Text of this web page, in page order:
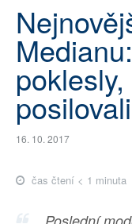
ARCHIV
ROZHOVORY
TÉMATA
NEJČTENĚJŠÍ ZA 7 DNÍ
AUTOŘI
PŘÍSPĚVKY NA
posilovali
16. 10. 2017
čas čtení < 1 minuta